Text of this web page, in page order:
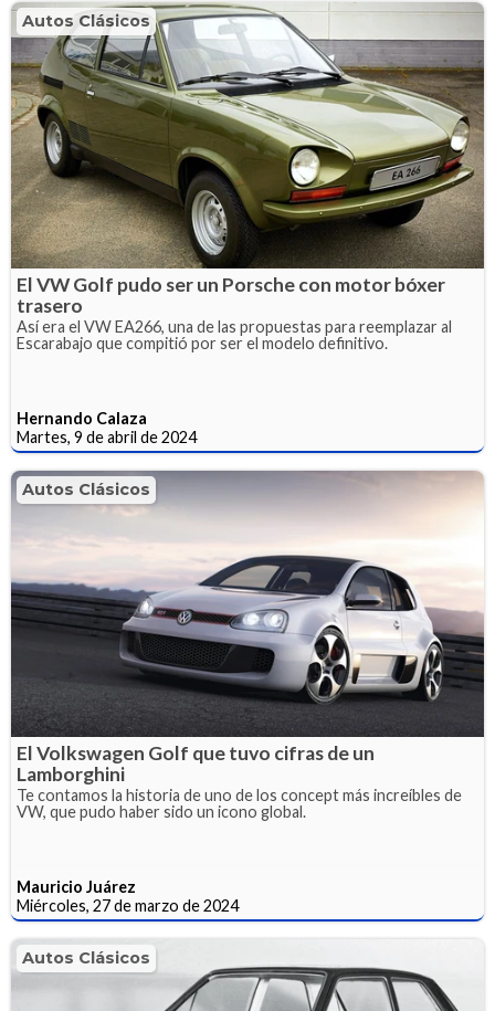
Autos Clásicos
El VW Golf pudo ser un Porsche con motor bóxer
trasero
Así era el VW EA266, una de las propuestas para reemplazar al
Escarabajo que compitió por ser el modelo definitivo.
Hernando Calaza
Martes, 9 de abril de 2024
Autos Clásicos
El Volkswagen Golf que tuvo cifras de un
Lamborghini
Te contamos la historia de uno de los concept más increíbles de
VW, que pudo haber sido un icono global.
Mauricio Juárez
Miércoles, 27 de marzo de 2024
Autos Clásicos